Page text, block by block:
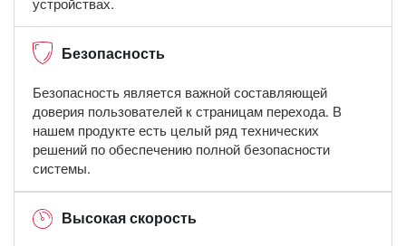
Безопасность
Безопасность является важной составляющей
доверия пользователей к страницам перехода. В
нашем продукте есть целый ряд технических
решений по обеспечению полной безопасности
системы.
Высокая скорость